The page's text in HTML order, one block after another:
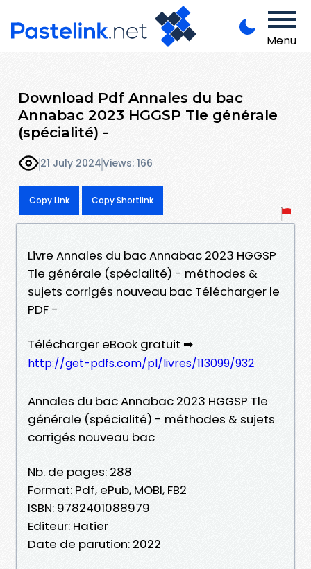
Menu
Download Pdf Annales du bac
Annabac 2023 HGGSP Tle générale
(spécialité) -
21 July 2024Views: 166
Copy Link Copy Shortlink
Livre Annales du bac Annabac 2023 HGGSP
Tle générale (spécialité) - méthodes &
sujets corrigés nouveau bac Télécharger le
PDF -
Télécharger eBook gratuit ➡
http://get-pdfs.com/pl/livres/113099/932
Annales du bac Annabac 2023 HGGSP Tle
générale (spécialité) - méthodes & sujets
corrigés nouveau bac
Nb. de pages: 288
Format: Pdf, ePub, MOBI, FB2
ISBN: 9782401088979
Editeur: Hatier
Date de parution: 2022